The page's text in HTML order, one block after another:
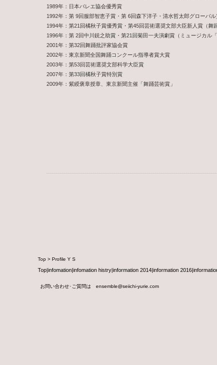
1989年：日本バレエ協会優秀賞
1992年：第 9回服部智恵子賞・第 6回森下洋子・清水哲太郎グローバル
1994年：第21回橘秋子賞優秀賞・第45回芸術選奨文部大臣新人賞（舞
1996年：第 2回中川鋭之助賞・第21回菊田一夫演劇賞（ミュージカル
2001年：第32回舞踊批評家協会賞
2002年：東京新聞全国舞踊コンクール指導者賞大賞
2003年：第53回芸術選奨文部科学大臣賞
2007年：第33回橘秋子賞特別賞
2009年：紫綬褒章授章、東京新聞主催「舞踊芸術賞」
Top> Profile Y S
Top|infomation|infomation histry|information 2014|information 2016|
お問い合わせ･ご質問は ensemble@seiichi-yurie.com